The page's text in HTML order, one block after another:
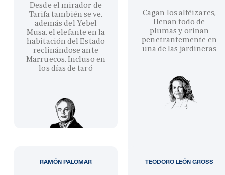
Desde el mirador de
Tarifa también se ve,
además del Yebel
Musa, el elefante en la
habitación del Estado
reclinándose ante
Marruecos. Incluso en
los días de taró
Cagan los alféizares,
llenan todo de
plumas y orinan
penetrantemente en
una de las jardineras
RAMÓN PALOMAR TEODORO LEÓN GROSS